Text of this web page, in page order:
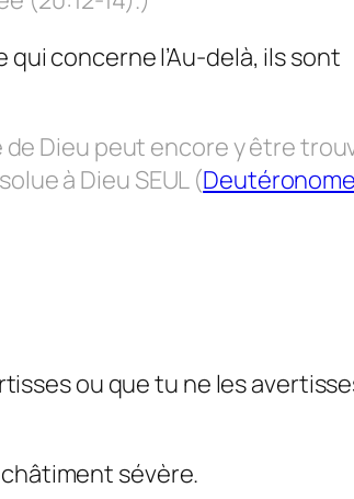
concerne l’Au-delà, ils sont
Dieu peut encore y être
à Dieu SEUL (
ou que tu ne les
sévère.